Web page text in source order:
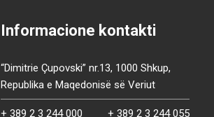
Informacione kontakti
“Dimitrie Çupovski” nr.13, 1000 Shkup,
Republika e Maqedonisë së Veriut
+ 389 2 3 244 000 + 389 2 3 244 055